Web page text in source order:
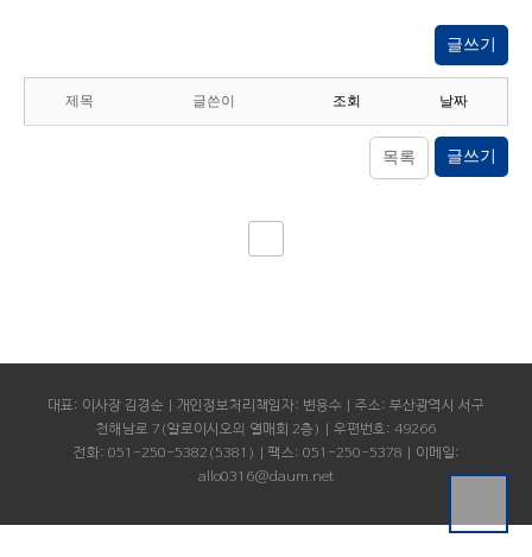
글쓰기
제목 글쓴이 조회 날짜
목록 글쓰기
대표: 이사장 김경순 | 개인정보처리책임자: 변용수 | 주소: 부산광역시 서구
천해남로 7(알로이시오의 열매회 2층) | 우편번호: 49266
전화: 051-250-5382(5381) | 팩스: 051-250-5378 | 이메일:
allo0316@daum.net